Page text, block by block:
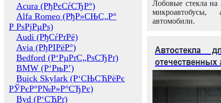
Acura (РђРєСѓСЂР°)
Alfa Romeo (РђР»СЊС„Р°
Р РѕРјРµРѕ)
Audi (РђСѓРґРё)
Avia (РђРІРёР°)
Bedford (Р‘РµРґС„РѕСЂРґ)
BMW (Р‘РњР’)
Buick Skylark (Р‘СЊСЋРёРє
РЎРєР°Р№Р»Р°СЂРє)
Byd (Р‘СЋРґ)
Лобовые стекла на
микроавтобусы,
автомобили.
Автостекла
отечественных